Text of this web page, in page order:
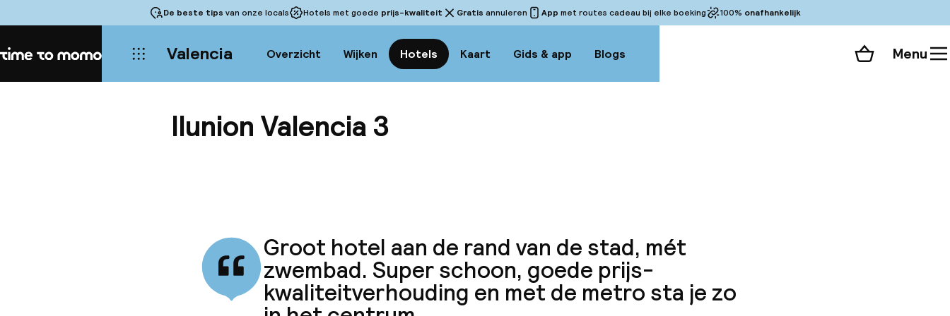
De beste tips van onze locals Hotels met goede prijs-kwaliteit Gratis annuleren App met routes cadeau bij elke boeking 100% onafhankelijk
Home Valencia Overzicht Wijken Hotels Kaart Gids & app Blogs Winkelmand
Menu
Ilunion Valencia 3
Groot hotel aan de rand van de stad, mét
zwembad. Super schoon, goede prijs-
kwaliteitverhouding en met de metro sta je zo